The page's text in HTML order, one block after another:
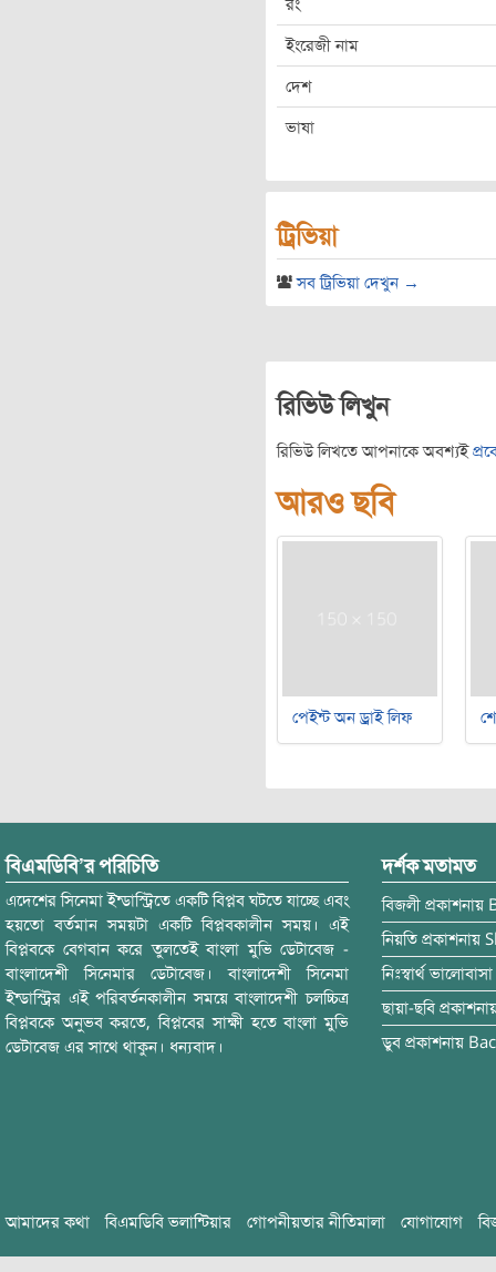
রং
ইংরেজী নাম
দেশ
ভাষা
ট্রিভিয়া
সব ট্রিভিয়া দেখুন →
রিভিউ লিখুন
রিভিউ লিখতে আপনাকে অবশ্যই
আরও ছবি
পেইন্ট অন ড্রাই লিফ
বিএমডিবি’র পরিচিতি
এদেশের সিনেমা ইন্ডাস্ট্রিতে একটি বিপ্লব ঘটতে যাচ্ছে এবং
হয়তো বর্তমান সময়টা একটি বিপ্লবকালীন সময়। এই
বিপ্লবকে বেগবান করে তুলতেই বাংলা মুভি ডেটাবেজ -
বাংলাদেশী সিনেমার ডেটাবেজ। বাংলাদেশী সিনেমা
ইন্ডাস্ট্রির এই পরিবর্তনকালীন সময়ে বাংলাদেশী চলচ্চিত্র
বিপ্লবকে অনুভব করতে, বিপ্লবের সাক্ষী হতে বাংলা মুভি
ডেটাবেজ এর সাথে থাকুন। ধন্যবাদ।
দর্শক মতামত
বিজলী প্রকাশনায়
নিয়তি প্রকাশনায়
নিঃস্বার্থ ভালোবাসা
ছায়া-ছবি
ডুব প্রকাশনায়
আমাদের কথা বিএমডিবি ভলান্টিয়ার গোপনীয়তার নীতিমালা যোগাযোগ